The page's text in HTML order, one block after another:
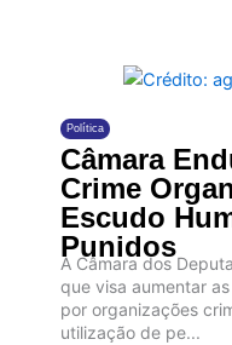
Política
Câmara
Crime
Escudo
Punidos
A Câmara dos
que visa aumentar
por organizações
utilização de pe...